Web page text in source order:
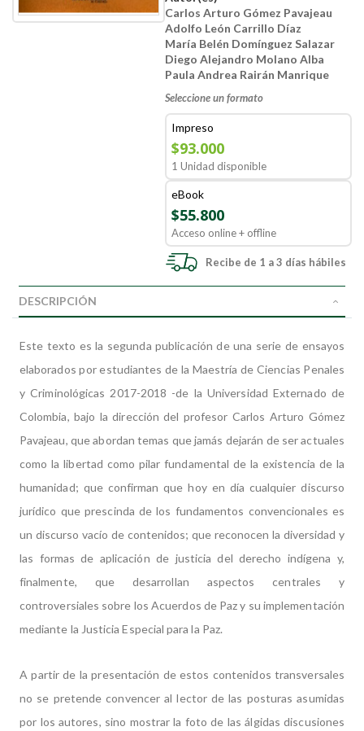
Carlos Arturo Gómez Pavajeau
Adolfo León Carrillo Díaz
María Belén Domínguez Salazar
Diego Alejandro Molano Alba
Paula Andrea Rairán Manrique
Seleccione un formato
Impreso
$93.000
1 Unidad disponible
eBook
$55.800
Acceso online + offline
Recibe de 1 a 3 días hábiles
DESCRIPCIÓN
Este texto es la segunda publicación de una serie de ensayos
elaborados por estudiantes de la Maestría de Ciencias Penales
y Criminológicas 2017-2018 -de la Universidad Externado de
Colombia, bajo la dirección del profesor Carlos Arturo Gómez
Pavajeau, que abordan temas que jamás dejarán de ser actuales
como la libertad como pilar fundamental de la existencia de la
humanidad; que confirman que hoy en día cualquier discurso
jurídico que prescinda de los fundamentos convencionales es
un discurso vacío de contenidos; que reconocen la diversidad y
las formas de aplicación de justicia del derecho indígena y,
finalmente, que desarrollan aspectos centrales y
controversiales sobre los Acuerdos de Paz y su implementación
mediante la Justicia Especial para la Paz.
A partir de la presentación de estos contenidos transversales
no se pretende convencer al lector de las posturas asumidas
por los autores, sino mostrar la foto de las álgidas discusiones